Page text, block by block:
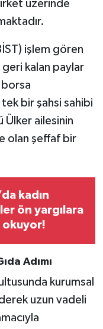
üzerinde
işlem gören
geri kalan paylar
borsa
tek bir şahsi sahibi
ailesinin
olan şeffaf bir
kadın
ön yargılara
okuyor!
Adımı
kurumsal
uzun vadeli